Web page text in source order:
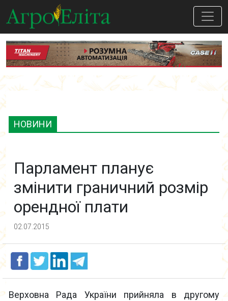
НОВИНИ
Парламент планує
змінити граничний розмір
орендної плати
02.07.2015
Верховна Рада України прийняла в другому